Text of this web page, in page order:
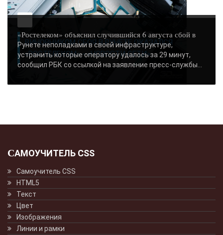
ВИНОВНИКОМ СБОЯ В РУНЕТЕ ОКАЗАЛСЯ
«РОСТЕЛЕКОМ» - «НОВОСТИ СЕТИ»..
«Ростелеком» объяснил случившийся 6 августа сбой в
Рунете неполадками в своей инфраструктуре,
устранить которые оператору удалось за 29 минут,
сообщил РБК со ссылкой на заявление пресс-службы...
САМОУЧИТЕЛЬ CSS
Самоучитель CSS
HTML5
Текст
Цвет
Изображения
Линии и рамки